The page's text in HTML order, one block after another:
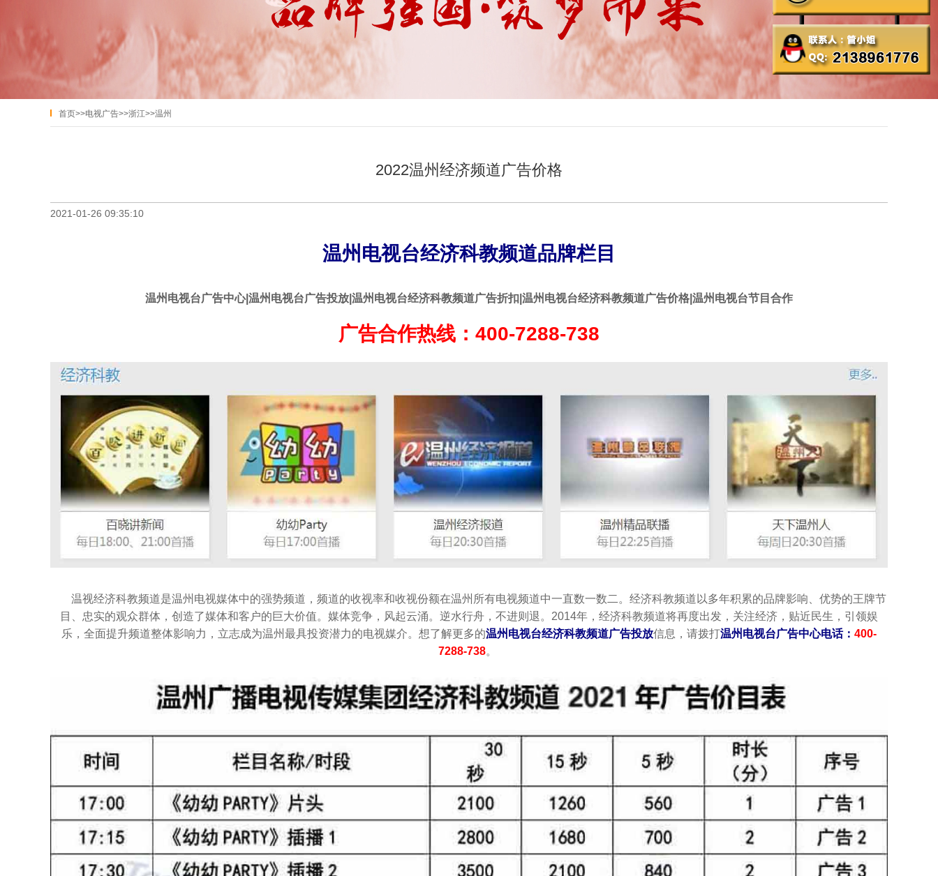
首页>>电视广告>>浙江>>温州
2022温州经济频道广告价格
2021-01-26 09:35:10
温州电视台经济科教频道品牌栏目
温州电视台广告中心|温州 电视台广告投放| 温州 电视台经济科教频道广告折扣| 温州 电视台经济科教频道广告价格| 温州 电视台节目合作
广告合作热线：400-7288-738
温视经济科教频道是温州电视媒体中的强势频道，频道的收视率和收视份额在温州所有电视频道中一直数一数二。经济科教频道以多年积累的品牌影响、优势的王牌节
目、忠实的观众群体，创造了媒体和客户的巨大价值。媒体竞争，风起云涌。逆水行舟，不进则退。2014年，经济科教频道将再度出发，关注经济，贴近民生，引领娱
乐，全面提升频道整体影响力，立志成为温州最具投资潜力的电视媒介。想了解更多的温州 电视台经济科教频道广告投放信息，请拨打温州电视台广告中心电话： 400-
7288-738。